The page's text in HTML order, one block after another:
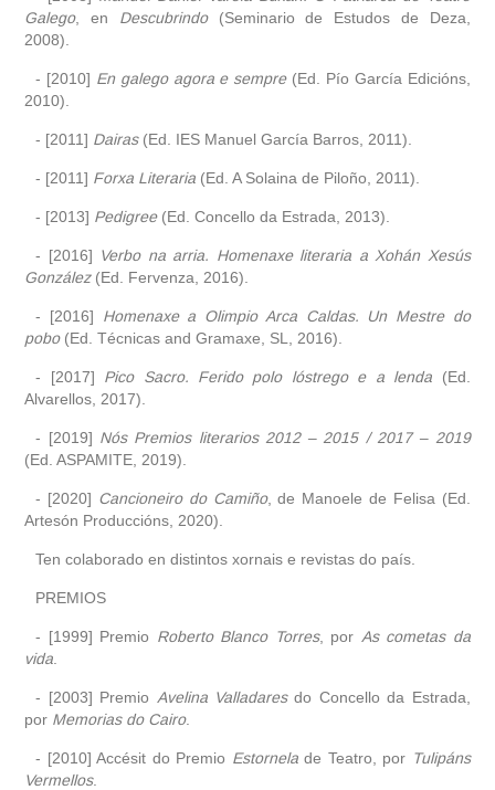
Galego, en Descubrindo(Seminario de Estudos de Deza,
2008).
- [2010] En galego agora e sempre(Ed. Pío García Edicións,
2010).
- [2011] Dairas(Ed. IES Manuel García Barros, 2011).
- [2011] Forxa Literaria (Ed. A Solaina de Piloño, 2011).
- [2013] Pedigree(Ed. Concello da Estrada, 2013).
- [2016] Verbo na arria. Homenaxe literaria a Xohán Xesús
González(Ed. Fervenza, 2016).
- [2016] Homenaxe a Olimpio Arca Caldas. Un Mestre do
pobo(Ed. Técnicas and Gramaxe, SL, 2016).
- [2017] Pico Sacro. Ferido polo lóstrego e a lenda (Ed.
Alvarellos, 2017).
- [2019] Nós Premios literarios 2012 – 2015 / 2017 – 2019
(Ed. ASPAMITE, 2019).
- [2020] Cancioneiro do Camiño, de Manoele de Felisa (Ed.
Artesón Produccións, 2020).
Ten colaborado en distintos xornais e revistas do país.
PREMIOS
- [1999] Premio Roberto Blanco Torres, por As cometas da
vida
- [2003] Premio Avelina Valladaresdo Concello da Estrada,
por Memorias do Cairo.
- [2010] Accésit do Premio Estornelade Teatro, por Tulipáns
Vermellos.